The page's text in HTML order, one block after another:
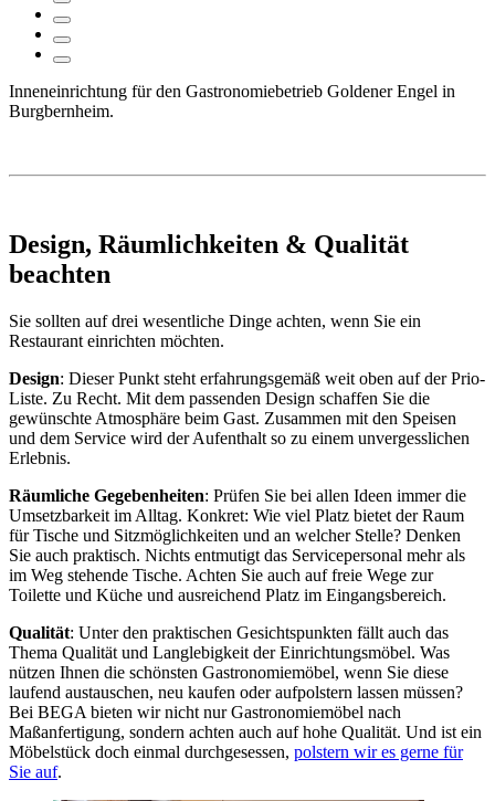
Inneneinrichtung für den Gastronomiebetrieb Goldener Engel in
Burgbernheim.
Design, Räumlichkeiten & Qualität
beachten
Sie sollten auf drei wesentliche Dinge achten, wenn Sie ein
Restaurant einrichten möchten.
Design: Dieser Punkt steht erfahrungsgemäß weit oben auf der Prio-
Liste. Zu Recht. Mit dem passenden Design schaffen Sie die
gewünschte Atmosphäre beim Gast. Zusammen mit den Speisen
und dem Service wird der Aufenthalt so zu einem unvergesslichen
Erlebnis.
Räumliche Gegebenheiten: Prüfen Sie bei allen Ideen immer die
Umsetzbarkeit im Alltag. Konkret: Wie viel Platz bietet der Raum
für Tische und Sitzmöglichkeiten und an welcher Stelle? Denken
Sie auch praktisch. Nichts entmutigt das Servicepersonal mehr als
im Weg stehende Tische. Achten Sie auch auf freie Wege zur
Toilette und Küche und ausreichend Platz im Eingangsbereich.
Qualität: Unter den praktischen Gesichtspunkten fällt auch das
Thema Qualität und Langlebigkeit der Einrichtungsmöbel. Was
nützen Ihnen die schönsten Gastronomiemöbel, wenn Sie diese
laufend austauschen, neu kaufen oder aufpolstern lassen müssen?
Bei BEGA bieten wir nicht nur Gastronomiemöbel nach
Maßanfertigung, sondern achten auch auf hohe Qualität. Und ist ein
Möbelstück doch einmal durchgesessen, polstern wir es gerne für
Sie auf.